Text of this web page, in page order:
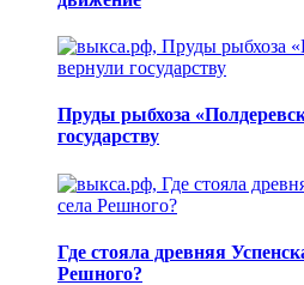
Пруды рыбхоза
государству
Где стояла древняя
Решного?